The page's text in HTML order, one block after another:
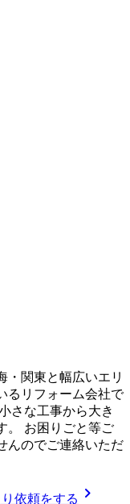
・関東と幅広いエリ
るリフォーム会社で
さな工事から大き
。 お困りごと等ご
んのでご連絡いただ
依頼をする chevron_right